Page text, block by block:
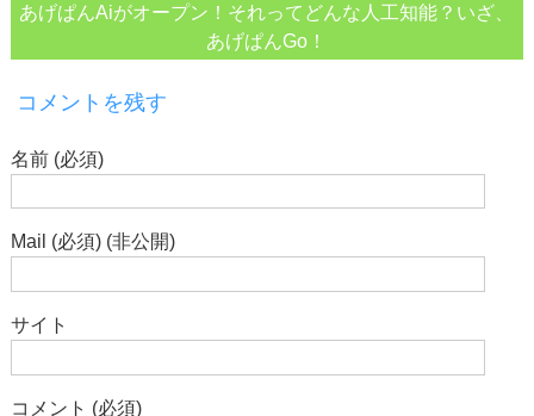
あげぱんAiがオープン！それってどんな人工知能？いざ、
あげぱんGo！
コメントを残す
名前 (必須)
Mail (必須) (非公開)
サイト
コメント (必須)